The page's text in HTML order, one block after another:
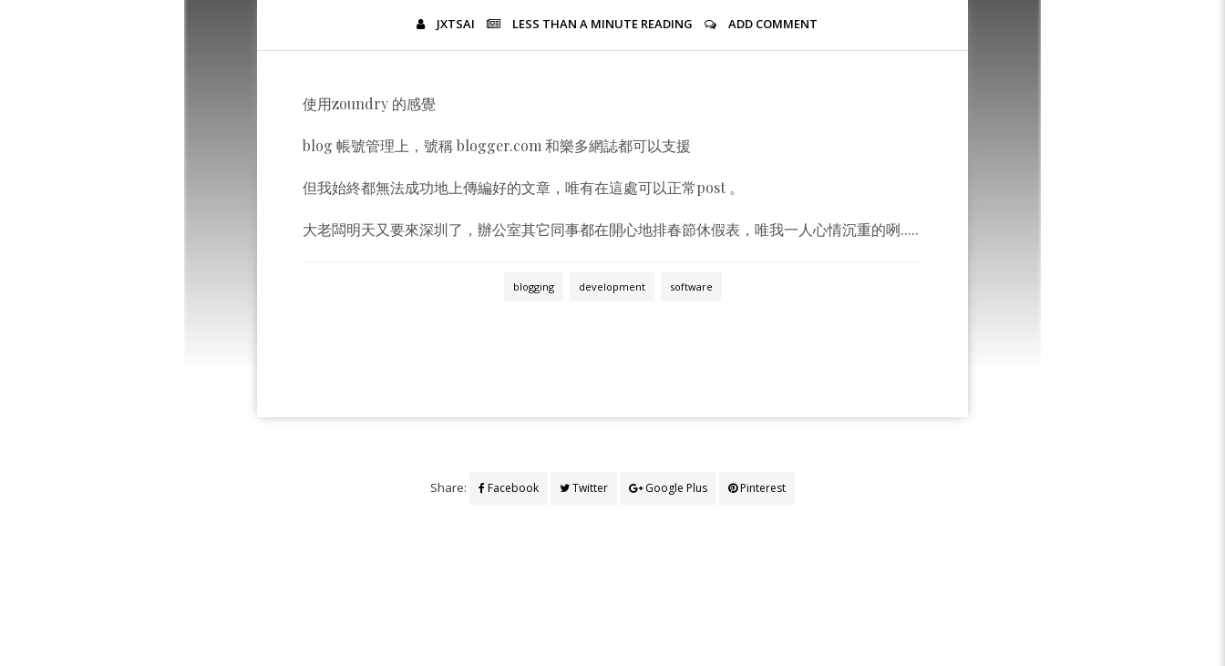
JXTSAI LESS THAN A MINUTE READING ADD COMMENT
使用zoundry 的感覺
blog 帳號管理上，號稱 blogger.com 和樂多網誌都可以支援
但我始終都無法成功地上傳編好的文章，唯有在這處可以正常post 。
大老闆明天又要來深圳了，辦公室其它同事都在開心地排春節休假表，唯我一人心情沉重的咧.....
blogging development software
Share: Facebook Twitter Google Plus Pinterest